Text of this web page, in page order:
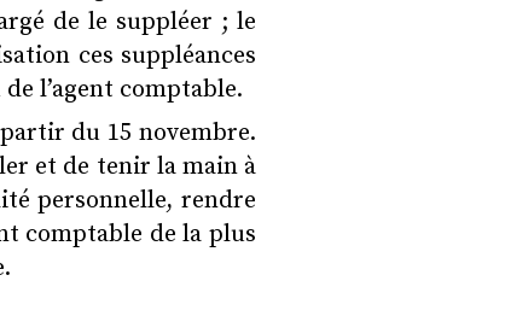
de le suppléer ; le
ces suppléances
l’agent comptable.
du 15 novembre.
et de tenir la main à
personnelle, rendre
comptable de la plus